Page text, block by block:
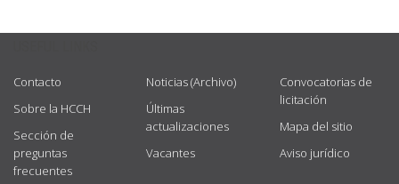
Contacto
Sobre la HCCH
Sección de
preguntas
frecuentes
Noticias (Archivo)
Últimas
actualizaciones
Vacantes
Convocatorias de
licitación
Mapa del sitio
Aviso jurídico